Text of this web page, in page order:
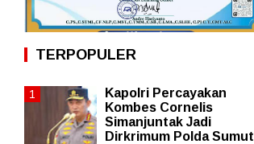
TERPOPULER
Kapolri Percayakan
Kombes Cornelis
Simanjuntak Jadi
Dirkrimum Polda Sumut